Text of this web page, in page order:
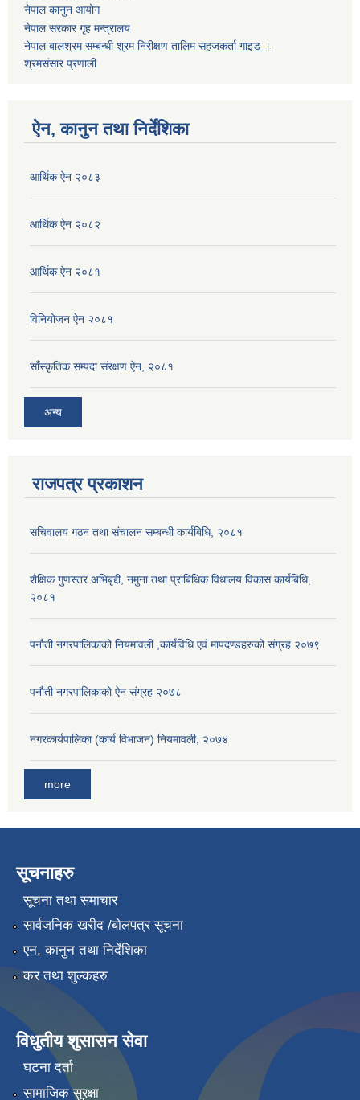
नेपाल कानुन आयोग
नेपाल सरकार गृह मन्त्रालय
नेपाल बालश्रम सम्बन्धी श्रम निरीक्षण तालिम सहजकर्ता गाइड ।
श्रमसंसार प्रणाली
ऐन, कानुन तथा निर्देशिका
आर्थिक ऐन २०८३
आर्थिक ऐन २०८२
आर्थिक ऐन २०८१
विनियोजन ऐन २०८१
साँस्कृतिक सम्पदा संरक्षण ऐन, २०८१
अन्य
राजपत्र प्रकाशन
सचिवालय गठन तथा संचालन सम्बन्धी कार्यबिधि, २०८१
शैक्षिक गुणस्तर अभिबृद्दी, नमुना तथा प्राबिधिक विधालय विकास कार्यबिधि,
२०८१
पनौती नगरपालिकाको नियमावली ,कार्यविधि एवं मापदण्डहरुको संग्रह २०७९
पनौती नगरपालिकाको ऐन संग्रह २०७८
नगरकार्यपालिका (कार्य विभाजन) नियमावली, २०७४
more
सूचनाहरु
सूचना तथा समाचार
सार्वजनिक खरीद /बोलपत्र सूचना
एन, कानुन तथा निर्देशिका
कर तथा शुल्कहरु
विधुतीय शुसासन सेवा
घटना दर्ता
सामाजिक सुरक्षा